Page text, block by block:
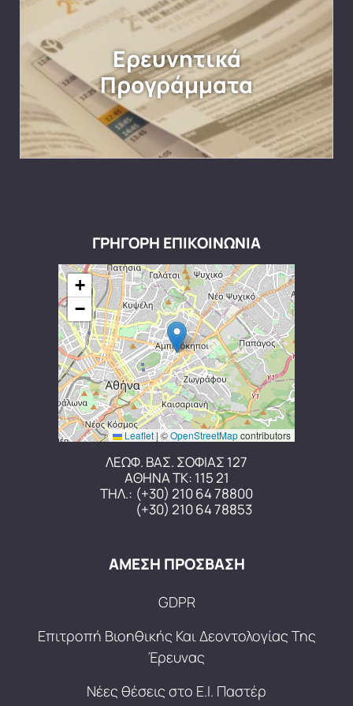
Ερευνητικά
Προγράμματα
ΓΡΗΓΟΡΗ ΕΠΙΚΟΙΝΩΝΙΑ
+
−
Leaflet|©OpenStreetMapcontributors
ΛΕΩΦ. ΒΑΣ. ΣΟΦΙΑΣ 127
ΑΘΗΝΑ ΤΚ: 115 21
ΤΗΛ.: (+30) 210 64 78800
(+30) 210 64 78853
ΑΜΕΣΗ ΠΡΟΣΒΑΣΗ
GDPR
Επιτροπή Βιοηθικής Και Δεοντολογίας Της
Έρευνας
Νέες θέσεις στο Ε.Ι. Παστέρ